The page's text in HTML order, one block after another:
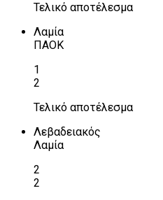
Τελικό αποτέλεσμα
Λαμία
ΠΑΟΚ
1
2
Τελικό αποτέλεσμα
Λεβαδειακός
Λαμία
2
2